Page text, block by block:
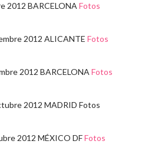
2012 BARCELONA Fotos
2012 ALICANTE Fotos
2012 BARCELONA Fotos
2012 MADRID Fotos
2012 MÉXICO DFFotos